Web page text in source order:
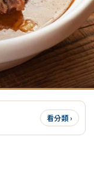
看分類 ›